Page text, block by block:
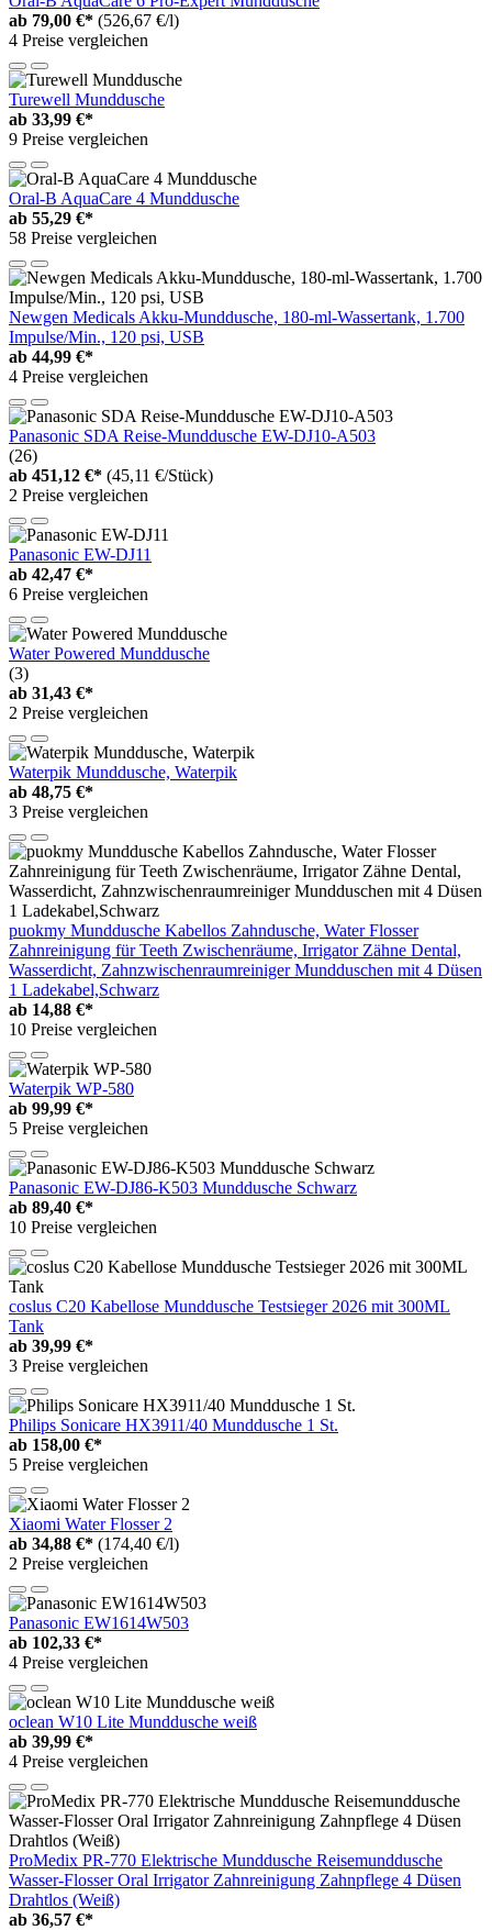
ab 79,00 €* (526,67 €/l)
4 Preise vergleichen
Turewell Munddusche
ab 33,99 €*
9 Preise vergleichen
Oral-B AquaCare 4 Munddusche
ab 55,29 €*
58 Preise vergleichen
Newgen Medicals Akku-Munddusche, 180-ml-Wassertank, 1.700
Impulse/Min., 120 psi, USB
ab 44,99 €*
4 Preise vergleichen
Panasonic SDA Reise-Munddusche EW-DJ10-A503
(26)
ab 451,12 €* (45,11 €/Stück)
2 Preise vergleichen
Panasonic EW-DJ11
ab 42,47 €*
6 Preise vergleichen
Water Powered Munddusche
(3)
ab 31,43 €*
2 Preise vergleichen
Waterpik Munddusche, Waterpik
ab 48,75 €*
3 Preise vergleichen
puokmy Munddusche Kabellos Zahndusche, Water Flosser
Zahnreinigung für Teeth Zwischenräume, Irrigator Zähne Dental,
Wasserdicht, Zahnzwischenraumreiniger Mundduschen mit 4 Düsen
1 Ladekabel,Schwarz
ab 14,88 €*
10 Preise vergleichen
Waterpik WP-580
ab 99,99 €*
5 Preise vergleichen
Panasonic EW-DJ86-K503 Munddusche Schwarz
ab 89,40 €*
10 Preise vergleichen
coslus C20 Kabellose Munddusche Testsieger 2026 mit 300ML
Tank
ab 39,99 €*
3 Preise vergleichen
Philips Sonicare HX3911/40 Munddusche 1 St.
ab 158,00 €*
5 Preise vergleichen
Xiaomi Water Flosser 2
ab 34,88 €* (174,40 €/l)
2 Preise vergleichen
Panasonic EW1614W503
ab 102,33 €*
4 Preise vergleichen
oclean W10 Lite Munddusche weiß
ab 39,99 €*
4 Preise vergleichen
ProMedix PR-770 Elektrische Munddusche Reisemunddusche
Wasser-Flosser Oral Irrigator Zahnreinigung Zahnpflege 4 Düsen
Drahtlos (Weiß)
ab 36,57 €*